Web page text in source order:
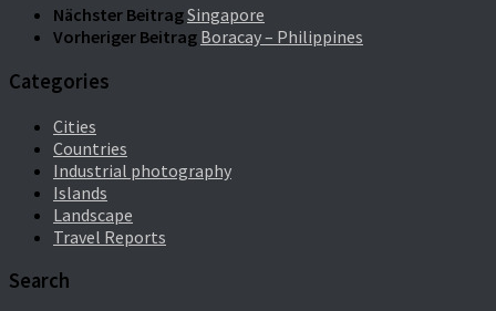
Nächster BeitragSingapore
Vorheriger Beitrag Boracay – Philippines
Categories
Cities
Countries
Industrial photography
Islands
Landscape
Travel Reports
Search